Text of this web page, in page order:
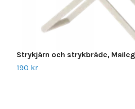
Strykjärn och strykbräde, Maileg
190 kr